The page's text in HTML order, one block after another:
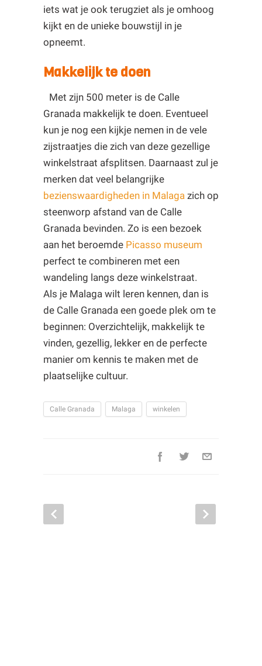
iets wat je ook terugziet als je omhoog
kijkt en de unieke bouwstijl in je
opneemt.
Makkelijk te doen
Met zijn 500 meter is de Calle
Granada makkelijk te doen. Eventueel
kun je nog een kijkje nemen in de vele
zijstraatjes die zich van deze gezellige
winkelstraat afsplitsen. Daarnaast zul je
merken dat veel belangrijke
bezienswaardigheden in Malaga zich op
steenworp afstand van de Calle
Granada bevinden. Zo is een bezoek
aan het beroemde Picasso museum
perfect te combineren met een
wandeling langs deze winkelstraat.
Als je Malaga wilt leren kennen, dan is
de Calle Granada een goede plek om te
beginnen: Overzichtelijk, makkelijk te
vinden, gezellig, lekker en de perfecte
manier om kennis te maken met de
plaatselijke cultuur.
Calle Granada Malaga winkelen